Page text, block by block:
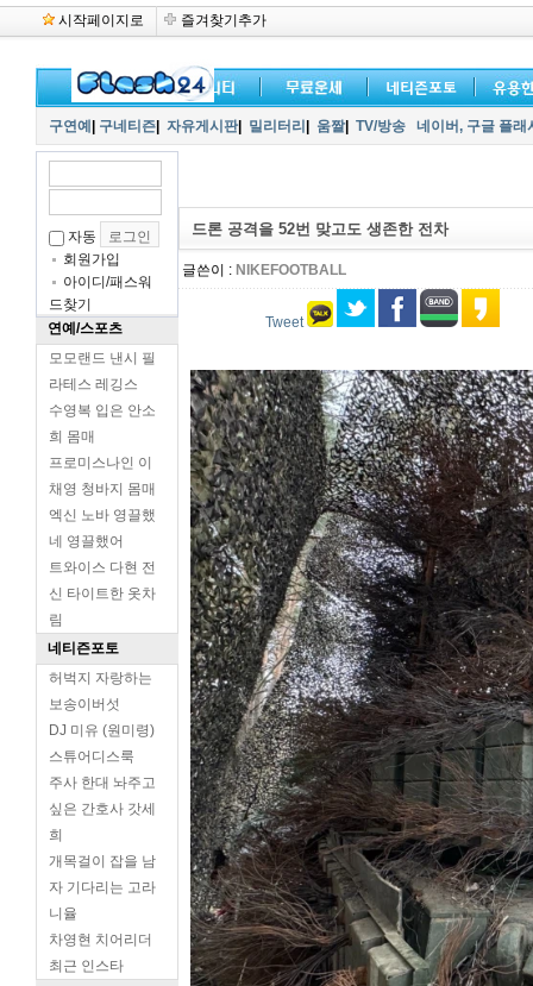
시작페이지로 즐겨찾기추가
구연예 구네티즌 자유게시판| 밀리터리 움짤| TV/방송 네이버, 구글 플
자동
회원가입
아이디/패스워
드찾기
연예/스포츠
모모랜드 낸시 필
라테스 레깅스
수영복 입은 안소
희 몸매
프로미스나인 이
채영 청바지 몸매
엑신 노바 영끌했
네 영끌했어
트와이스 다현 전
신 타이트한 옷차
림
네티즌포토
허벅지 자랑하는
보송이버섯
DJ 미유 (원미령)
스튜어디스룩
주사 한대 놔주고
싶은 간호사 갓세
희
개목걸이 잡을 남
자 기다리는 고라
니율
차영현 치어리더
최근 인스타
드론 공격을 52번 맞고도 생존한 전차
글쓴이 : NIKEFOOTBALL
Tweet